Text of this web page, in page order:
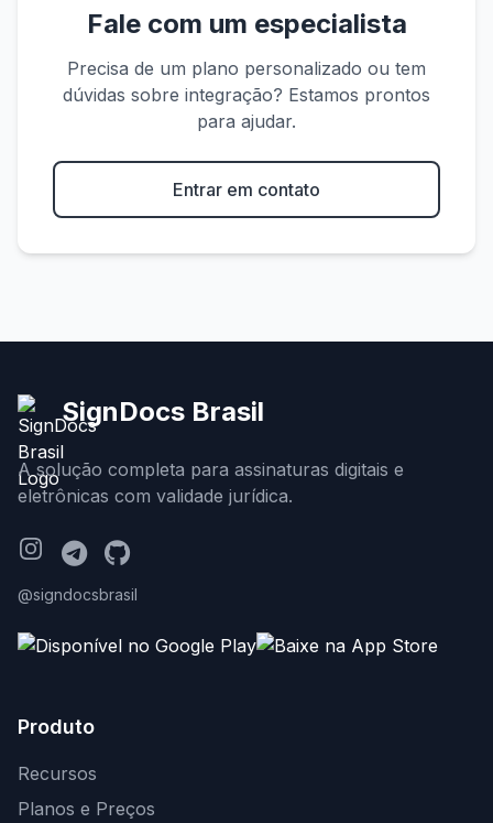
Fale com um especialista
Precisa de um plano personalizado ou tem
dúvidas sobre integração? Estamos prontos
para ajudar.
Entrar em contato
SignDocs Brasil
A solução completa para assinaturas digitais e
eletrônicas com validade jurídica.
@signdocsbrasil
Produto
Recursos
Planos e Preços